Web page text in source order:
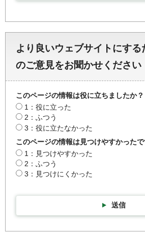
より良いウェブサイトにする
のご意見をお聞かせください
このページの情報は役に立ちましたか？
1：役に立った
2：ふつう
3：役に立たなかった
このページの情報は見つけやすかったで
1：見つけやすかった
2：ふつう
3：見つけにくかった
送信